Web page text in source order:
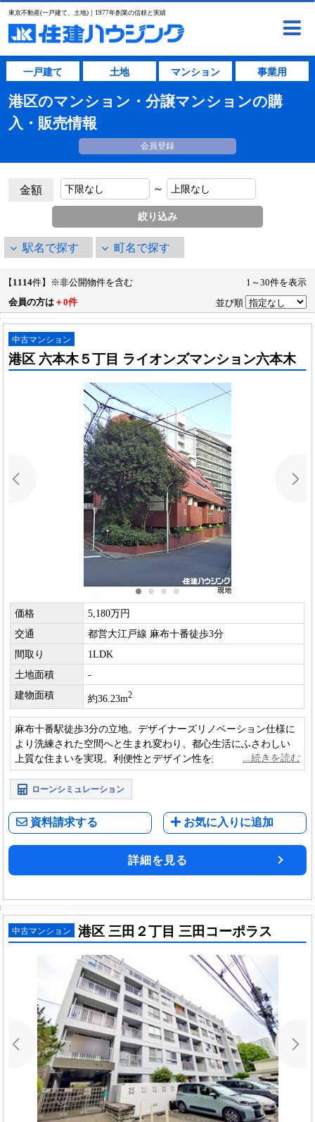
東京不動産(一戸建て、土地)｜1977年創業の信頼と実績
一戸建て 土地 マンション 事業用
港区のマンション・分譲マンションの購
入・販売情報
会員登録
金額 ～
駅名で探す 町名で探す
【 1114件】※非公開物件を含む
1～30件を表示
会員の方は ＋0件 並び順
中古マンション
港区 六本木５丁目 ライオンズマンション六本木
価格
5,180万円
交通
都営大江戸線 麻布十番徒歩3分
間取り
1LDK
土地面積
-
建物面積
約36.23m2
麻布十番駅徒歩3分の立地。デザイナーズリノベーション仕様に
より洗練された空間へと生まれ変わり、都心生活にふさわしい
上質な住まいを実現。利便性とデザイン性を兼ね備えた、資産
性にも優れた一室。
ローンシミュレーション
資料請求する お気に入りに追加
詳細を見る
中古マンション 港区 三田２丁目 三田コーポラス